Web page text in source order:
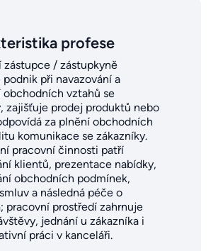
profese
zástupce / zástupkyně
při navazování a
obchodních vztahů se
zajišťuje prodej produktů nebo
za plnění obchodních
komunikace se zákazníky.
pracovní činnosti patří
klientů, prezentace nabídky,
obchodních podmínek,
a následná péče o
pracovní prostředí zahrnuje
jednání u zákazníka i
práci v kanceláři.